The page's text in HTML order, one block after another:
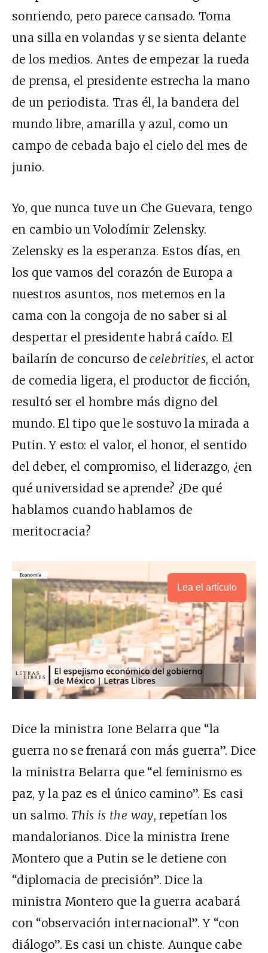
sonriendo, pero parece cansado. Toma
una silla en volandas y se sienta delante
de los medios. Antes de empezar la rueda
de prensa, el presidente estrecha la mano
de un periodista. Tras él, la bandera del
mundo libre, amarilla y azul, como un
campo de cebada bajo el cielo del mes de
junio.
Yo, que nunca tuve un Che Guevara, tengo
en cambio un Volodímir Zelensky.
Zelensky es la esperanza. Estos días, en
los que vamos del corazón de Europa a
nuestros asuntos, nos metemos en la
cama con la congoja de no saber si al
despertar el presidente habrá caído. El
bailarín de concurso decelebrities, el actor
de comedia ligera, el productor de ficción,
resultó ser el hombre más digno del
mundo. El tipo que le sostuvo la mirada a
Putin. Y esto: el valor, el honor, el sentido
del deber, el compromiso, el liderazgo, ¿en
qué universidad se aprende? ¿De qué
hablamos cuando hablamos de
meritocracia?
Lea el artículo
Dice la ministra Ione Belarra que “la
guerra no se frenará con más guerra”. Dice
la ministra Belarra que “el feminismo es
paz, y la paz es el único camino”. Es casi
un salmo.This is the way, repetían los
mandalorianos. Dice la ministra Irene
Montero que a Putin se le detiene con
“diplomacia de precisión”. Dice la
ministra Montero que la guerra acabará
con “observación internacional”. Y “con
diálogo”. Es casi un chiste. Aunque cabe